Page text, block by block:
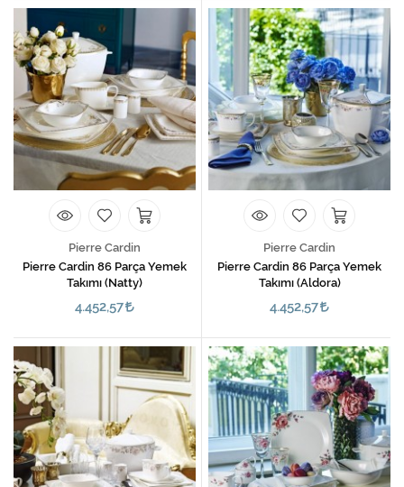
Pierre Cardin
Pierre Cardin 86 Parça Yemek
Takımı (Natty)
4.452,57
Pierre Cardin
Pierre Cardin 86 Parça Yemek
Takımı (Aldora)
4.452,57